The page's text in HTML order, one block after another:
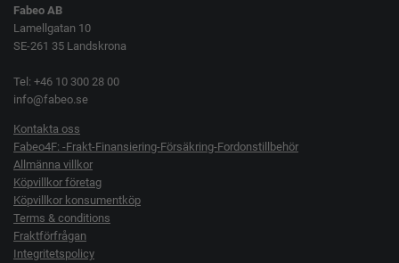
Fabeo AB
Lamellgatan 10
SE-261 35 Landskrona
Tel: +46 10 300 28 00
info@fabeo.se
Kontakta oss
Fabeo4F: -Frakt-Finansiering-Försäkring-Fordonstillbehör
Allmänna villkor
Köpvillkor företag
Köpvillkor konsumentköp
Terms & conditions
Fraktförfrågan
Integritetspolicy